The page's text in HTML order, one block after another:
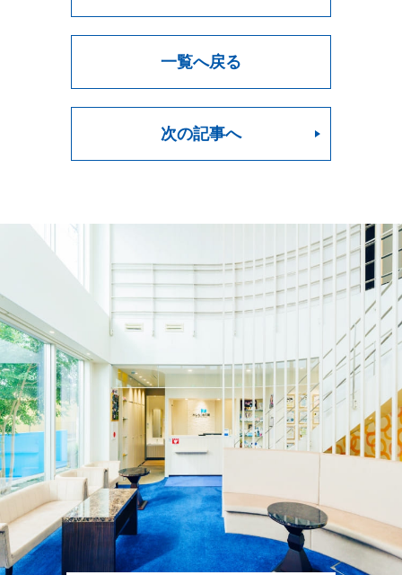
一覧へ戻る
次の記事へ